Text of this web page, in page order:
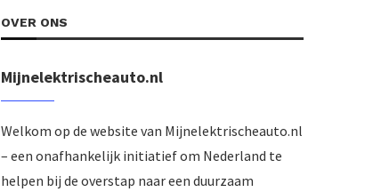
OVER ONS
Mijnelektrischeauto.nl
Welkom op de website van Mijnelektrischeauto.nl
– een onafhankelijk initiatief om Nederland te
helpen bij de overstap naar een duurzaam